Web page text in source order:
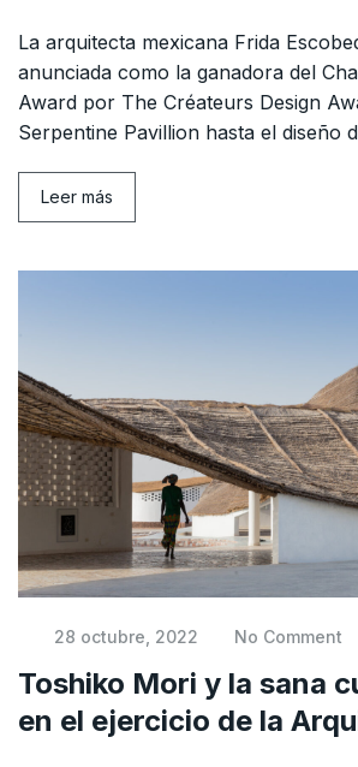
La arquitecta mexicana Frida
anunciada como la ganadora del
Award por The Créateurs Design
Serpentine Pavillion hasta el diseño
Leer más
28 octubre, 2022 No Comment
Toshiko Mori y la sana
en el ejercicio de la